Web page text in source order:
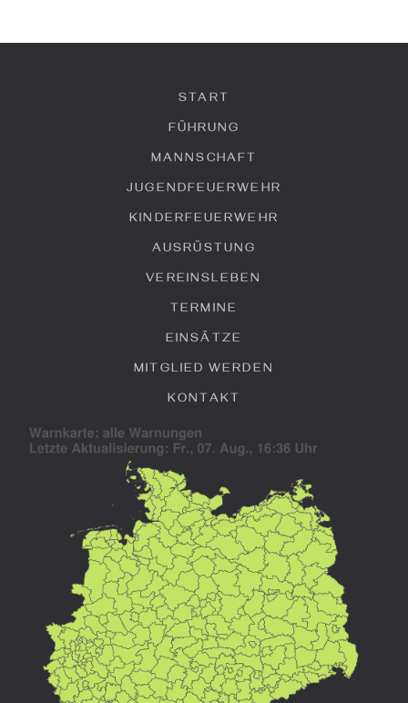
START
FÜHRUNG
MANNSCHAFT
JUGENDFEUERWEHR
KINDERFEUERWEHR
AUSRÜSTUNG
VEREINSLEBEN
TERMINE
EINSÄTZE
MITGLIED WERDEN
KONTAKT